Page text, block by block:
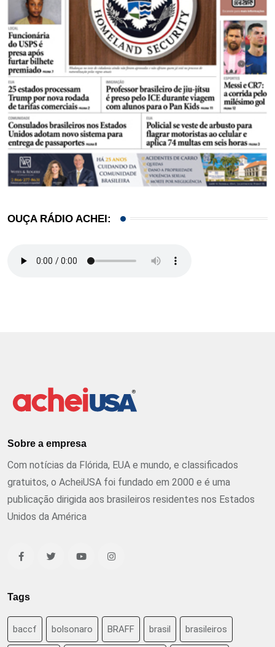
OUÇA RÁDIO ACHEI:
Sobre a empresa
Com notícias da Flórida, EUA e mundo, e classificados
gratuitos, o AcheiUSA foi fundado em 2000 e é uma
publicação dirigida aos brasileiros residentes nos Estados
Unidos da América
Tags
baccf bolsonaro BRAFF brasil brasileiros